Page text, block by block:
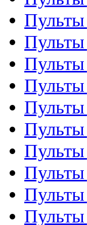
Пульты
Пульты
Пульты
Пульты
Пульты
Пульты